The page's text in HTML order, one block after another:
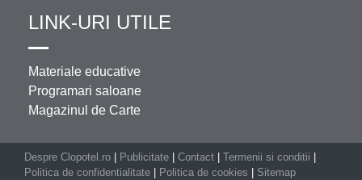
LINK-URI UTILE
Materiale educative
Programari saloane
Magazinul de Carte
Despre Clopotel.ro Publicitate Contact Termenii si conditii
Politica de confidentialitate
Politica de cookies Sitemap